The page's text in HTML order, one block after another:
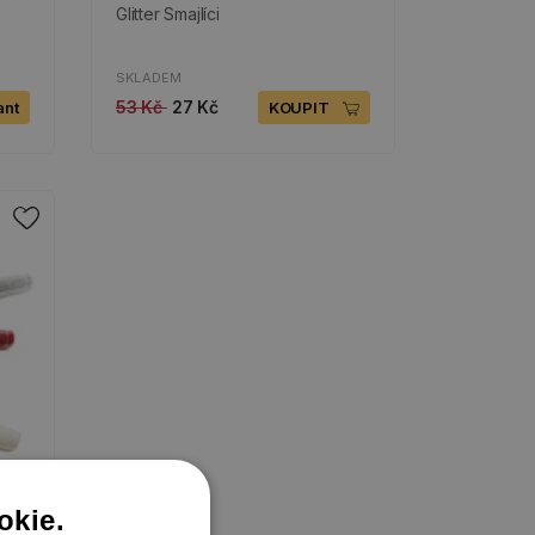
Glitter Smajlíci
SKLADEM
53 Kč 27 Kč KOUPIT